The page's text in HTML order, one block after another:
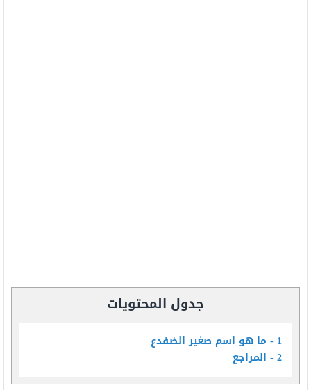
جدول المحتويات
1
ما هو اسم صغير الضفدع
2 المراجع